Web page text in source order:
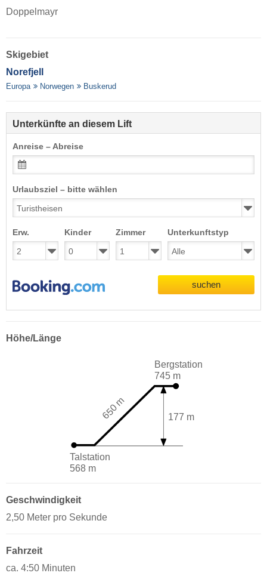
Doppelmayr
Skigebiet
Norefjell
Europa Norwegen Buskerud
Unterkünfte an diesem Lift
Anreise – Abreise
Urlaubsziel – bitte wählen
Erw. Kinder Zimmer Unterkunftstyp
suchen
Höhe/Länge
Talstation
568 m
Bergstation
745 m
177 m
650 m
Geschwindigkeit
2,50 Meter pro Sekunde
Fahrzeit
ca. 4:50 Minuten